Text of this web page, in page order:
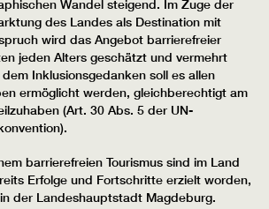
Wandel steigend. Im Zuge der
des Landes als Destination mit
wird das Angebot barrierefreier
jeden Alters geschätzt und vermehrt
Inklusionsgedanken soll es allen
ermöglicht werden, gleichberechtigt am
(Art. 30 Abs. 5 der UN-
barrierefreien Tourismus sind im Land
Erfolge und Fortschritte erzielt worden,
der Landeshauptstadt Magdeburg.